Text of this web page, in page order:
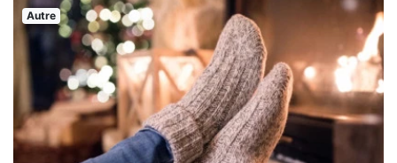
Autre